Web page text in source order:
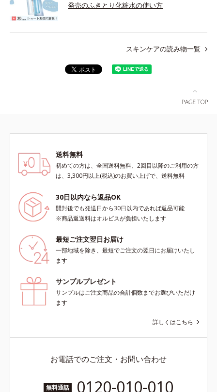
発売のふきとり化粧水の使い方
スキンケアの読み物一覧
送料無料
初めての方は、全国送料無料、2回目以降のご利用の方
は、3,300円以上(税込)のお買い上げで、送料無料
30日以内なら返品OK
開封後でも発送日から30日以内であれば返品可能
※商品返送料はオルビスが負担いたします
最短ご注文翌日お届け
一部地域を除き、最短でご注文の翌日にお届けいたし
ます
サンプルプレゼント
サンプルはご注文商品の合計個数までお選びいただけ
ます
詳しくはこちら
お電話でのご注文・お問い合わせ
無料通話 0120-010-010